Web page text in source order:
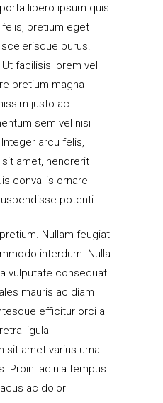
libero ipsum quis
pretium eget
purus.
facilisis lorem vel
pretium magna
justo ac
sem vel nisi
arcu felis,
amet, hendrerit
convallis ornare
potenti.
Nullam feugiat
interdum. Nulla
vulputate consequat
mauris ac diam
efficitur orci a
ligula
sit amet varius urna.
Proin lacinia tempus
ac dolor